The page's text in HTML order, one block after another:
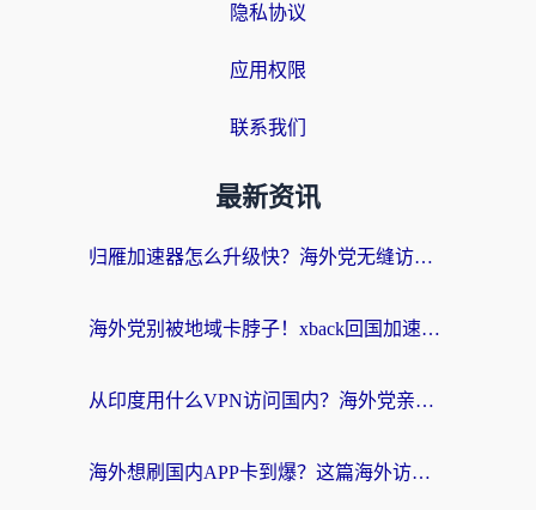
隐私协议
应用权限
联系我们
最新资讯
归雁加速器怎么升级快？海外党无缝访问国内资源的全攻略（附免费VPN推荐Dcard热门款）
海外党别被地域卡脖子！xback回国加速器选择全攻略，轻松刷剧玩国服
从印度用什么VPN访问国内？海外党亲测的无缝回国上网指南
海外想刷国内APP卡到爆？这篇海外访问国内服务器加速指南帮你解决所有问题